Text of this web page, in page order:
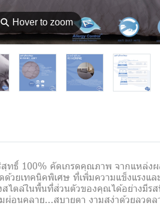
⚲ Hover to zoom
ทธิ์ 100% คัดเกรดคุณภาพ จากแหล่ง
ด้วยเทคนิคพิเศษ ที่เพิ่มความแข็งแรง
ไตล์ในพื้นที่ส่วนตัวของคุณได้อย่างมีร
ผ่อนคลาย...สบายตา งามสง่าด้วยลวด